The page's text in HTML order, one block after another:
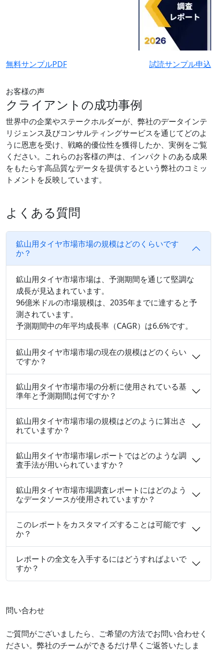
無料サンプルPDF 試読サンプル申込
お客様の声
クライアントの成功事例
世界中の企業やステークホルダーが、弊社のデータインテ
リジェンス及びコンサルティングサービスを通じてどのよ
うに恩恵を受け、戦略的優位性を獲得したか、実例をご覧
ください。これらのお客様の声は、インパクトのある成果
をもたらす高品質なデータを提供するという弊社のコミッ
トメントを反映しています。
よくある質問
鉱山用タイヤ市場市場の規模はどのくらいです
か？
鉱山用タイヤ市場市場は、予測期間を通じて堅調な
成長が見込まれています。
96億米ドルの市場規模は、2035年までに達すると予
測されています。
予測期間中の年平均成長率（CAGR）は6.6%です。
鉱山用タイヤ市場市場の現在の規模はどのくらい
ですか？
鉱山用タイヤ市場市場の分析に使用されている基
準年と予測期間は何ですか？
鉱山用タイヤ市場市場の規模はどのように算出さ
れていますか？
鉱山用タイヤ市場市場レポートではどのような調
査手法が用いられていますか？
鉱山用タイヤ市場市場調査レポートにはどのよう
なデータソースが使用されていますか？
このレポートをカスタマイズすることは可能です
か？
レポートの全文を入手するにはどうすればよいで
すか？
問い合わせ
ご質問がございましたら、ご希望の方法でお問い合わせく
ださい。弊社のチームができるだけ早くご返答いたしま